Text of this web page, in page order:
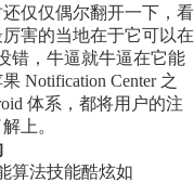
仅仅偶尔翻开一下，看
害的当地在于它可以在
错，牛逼就牛逼在它能
Notification Center 之
体系，都将用户的注
上。
算法技能酷炫如